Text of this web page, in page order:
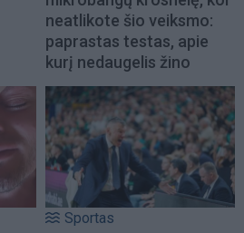
neatlikote šio veiksmo:
paprastas testas, apie
kurį nedaugelis žino
Sportas